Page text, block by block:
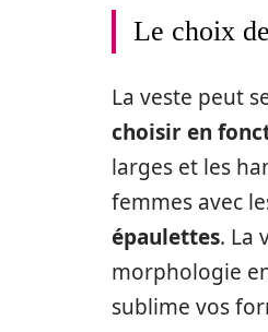
Le choix
La veste peut
choisir en
larges et les
femmes avec
épaulettes. La
morphologie
sublime vos